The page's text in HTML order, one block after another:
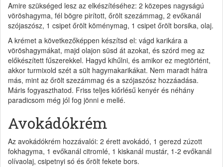
Amire szükséged lesz az elkészítéséhez: 2 közepes nagyságú
vöröshagyma, fél bögre pirított, őrölt szezámmag, 2 evőkanál
szójaszósz, 1 csipet őrölt köménymag, 1 csipet őrölt borsika, olaj.
A krémet a következőképpen készítsd el: vágd karikára a
vöröshagymákat, majd olajon süsd át azokat, és szórd meg az
előkészített fűszerekkel. Hagyd kihűlni, és amikor ez megtörtént,
akkor turmixold szét a sült hagymakarikákat. Nem maradt hátra
más, mint az őrölt szezámmag és a szójaszósz hozzáadása.
Máris fogyaszthatod. Friss teljes kiőrlésű kenyér és néhány
paradicsom még jól fog jönni e mellé.
Avokádókrém
Az avokádókrém hozzávalói: 2 érett avokádó, 1 gerezd zúzott
fokhagyma, 1 evőkanál citromlé, 1 kiskanál mustár, 1-2 evőkanál
olívaolaj, csipetnyi só és őrölt fekete bors.